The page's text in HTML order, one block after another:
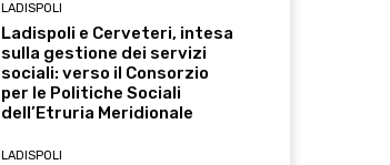
LADISPOLI
Ladispoli e Cerveteri, intesa
sulla gestione dei servizi
sociali: verso il Consorzio
per le Politiche Sociali
dell’Etruria Meridionale
LADISPOLI